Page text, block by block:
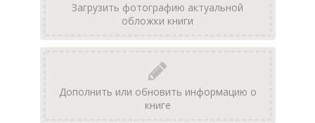
Загрузить фотографию актуальной
обложки книги
Дополнить или обновить информацию о
книге